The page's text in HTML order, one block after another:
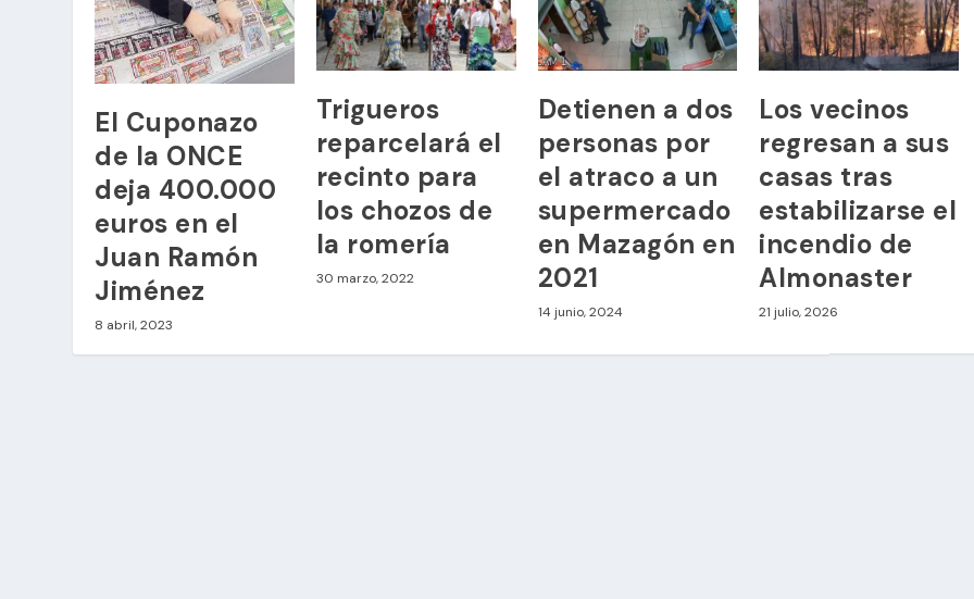
El Cuponazo
de la ONCE
deja 400.000
euros en el
Juan Ramón
Jiménez
8 abril, 2023
Trigueros
reparcelará el
recinto para
los chozos de
la romería
30 marzo, 2022
Detienen a dos
personas por
el atraco a un
supermercado
en Mazagón en
2021
14 junio, 2024
Los vecinos
regresan a sus
casas tras
estabilizarse el
incendio de
Almonaster
21 julio, 2026